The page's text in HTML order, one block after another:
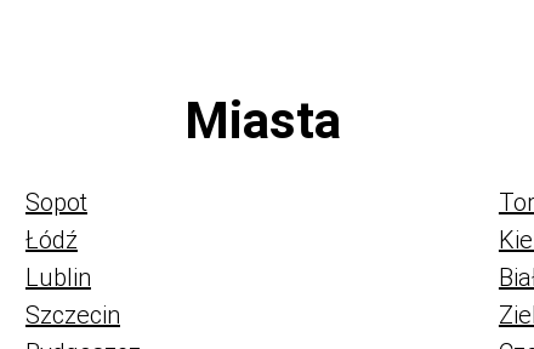
Miasta
Sopot
Łódź
Lublin
Szczecin